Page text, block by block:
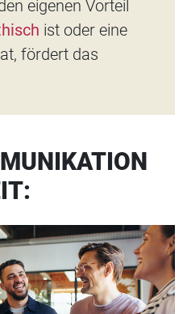
eigenen Vorteil
ist oder eine
fördert das